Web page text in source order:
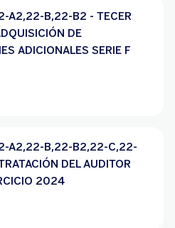
A2,22-B,22-B2 - TECER
DE
ADICIONALES SERIE F
A2,22-B,22-B2,22-C,22-
DEL AUDITOR
2024